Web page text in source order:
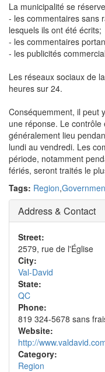
La municipalité se
- les commentaires sans
lesquels ils ont été écrits;
- les commentaires
- les publicités
Les réseaux sociaux de
heures sur 24.
Conséquemment, il peut
une réponse. Le
généralement lieu
lundi au vendredi. Les
période, notamment
fériés, seront traités le
Tags: Region,
Address & Contact
Street:
2579, rue de l'Église
City:
Val-David
State:
QC
Phone:
819 324-5678 sans
Website:
http://
Category:
Region